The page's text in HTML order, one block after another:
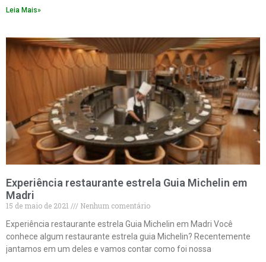
Leia Mais»
Experiência restaurante estrela Guia Michelin em
Madri
15 de maio de 2021
Nenhum comentário
Experiência restaurante estrela Guia Michelin em Madri Você
conhece algum restaurante estrela guia Michelin? Recentemente
jantamos em um deles e vamos contar como foi nossa